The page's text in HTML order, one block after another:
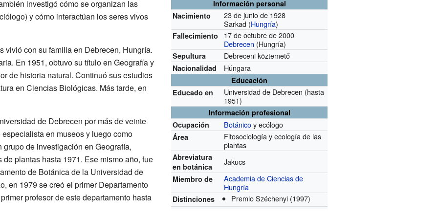
Información personal
Nacimiento
23 de junio de 1928
Sarkad (Hungría)
Fallecimiento
17 de octubre de 2000
Debrecen (Hungría)
Sepultura Debreceni köztemető
Nacionalidad Húngara
Educación
Educado en
Universidad de Debrecen (hasta
1951)
Información profesional
Ocupación
Botánicoy ecólogo
Área
Fitosociología y ecología de las
plantas
Abreviatura
en botánica
Jakucs
Miembro de
Academia de Ciencias de
Hungría
Distinciones Premio Széchenyi (1997)
investigó cómo se organizan las
y cómo interactúan los seres vivos
vivió con su familia en Debrecen, Hungría.
En 1951, obtuvo su título en Geografía y
de historia natural. Continuó sus estudios
en Ciencias Biológicas. Más tarde, en
de Debrecen por más de veinte
en museos y luego como
de investigación en Geografía,
plantas hasta 1971. Ese mismo año, fue
de Botánica de la Universidad de
en 1979 se creó el primer Departamento
profesor de este departamento hasta